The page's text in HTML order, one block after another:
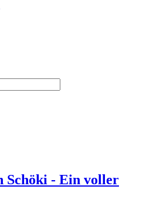
Schöki - Ein voller